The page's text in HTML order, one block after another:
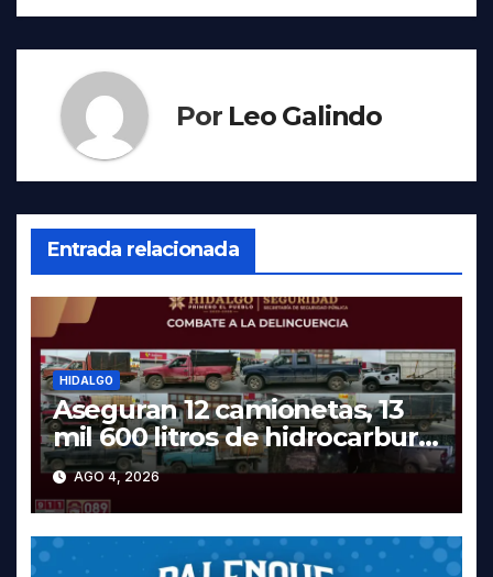
Por Leo Galindo
Entrada relacionada
HIDALGO
Aseguran 12 camionetas, 13
mil 600 litros de hidrocarburo
y dos vehículos robados en
Tula
AGO 4, 2026